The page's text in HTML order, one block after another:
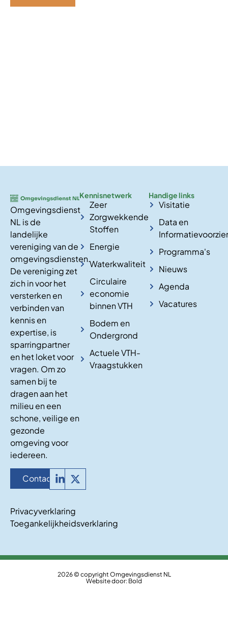
Omgevingsdienst
NL is de
landelijke
vereniging van de
omgevingsdiensten.
De vereniging zet
zich in voor het
versterken en
verbinden van
kennis en
expertise, is
sparringpartner
en het loket voor
vragen. Om zo
samen bij te
dragen aan het
milieu en een
schone, veilige en
gezonde
omgeving voor
iedereen.
Contact
Kennisnetwerk
Zeer
Zorgwekkende
Stoffen
Energie
Waterkwaliteit
Circulaire
economie
binnen VTH
Bodem en
Ondergrond
Actuele VTH-
Vraagstukken
Handige links
Visitatie
Data en
Programma's
Nieuws
Agenda
Vacatures
Privacyverklaring
Toegankelijkheidsverklaring
2026 © copyright Omgevingsdienst NL
Website door: Bold